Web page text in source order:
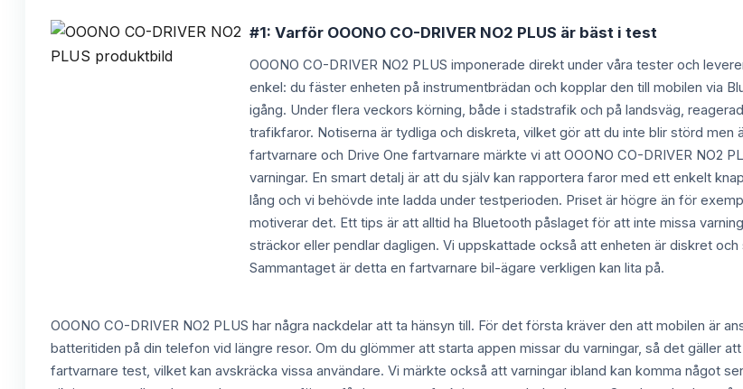
#1: Varför OOONO CO-DRIVER NO2 PLUS är bäst i test
OOONO CO-DRIVER NO2 PLUS imponerade direkt under våra tester och
enkel: du fäster enheten på instrumentbrädan och kopplar den till mobilen via
igång. Under flera veckors körning, både i stadstrafik och på landsväg,
trafikfaror. Notiserna är tydliga och diskreta, vilket gör att du inte blir störd men
fartvarnare och Drive One fartvarnare märkte vi att OOONO CO-DRIVER NO2
varningar. En smart detalj är att du själv kan rapportera faror med ett enkelt
lång och vi behövde inte ladda under testperioden. Priset är högre än för
motiverar det. Ett tips är att alltid ha Bluetooth påslaget för att inte missa
sträckor eller pendlar dagligen. Vi uppskattade också att enheten är diskret
Sammantaget är detta en fartvarnare bil-ägare verkligen kan lita på.
OOONO CO-DRIVER NO2 PLUS har några nackdelar att ta hänsyn till. För det första kräver den att mobilen är
batteritiden på din telefon vid längre resor. Om du glömmer att starta appen missar du varningar, så det gäller
fartvarnare test, vilket kan avskräcka vissa användare. Vi märkte också att varningar ibland kan komma något